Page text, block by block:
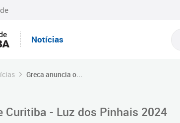
Notícias
Greca anuncia o...
Curitiba - Luz dos Pinhais 2024